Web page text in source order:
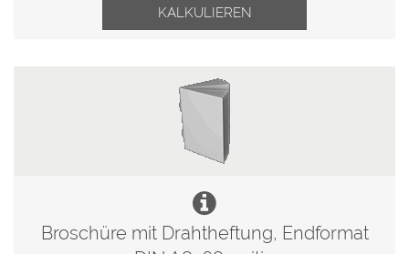
KALKULIEREN
Broschüre mit Drahtheftung, Endformat